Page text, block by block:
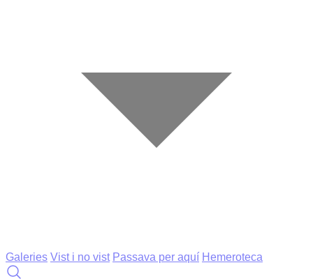
Galeries Vist i no vist Passava per aquí Hemeroteca